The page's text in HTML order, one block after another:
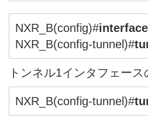
NXR_B(config)#
NXR_B(config-tunnel)#
トンネル1インタフェー
NXR_B(config-tunnel)#